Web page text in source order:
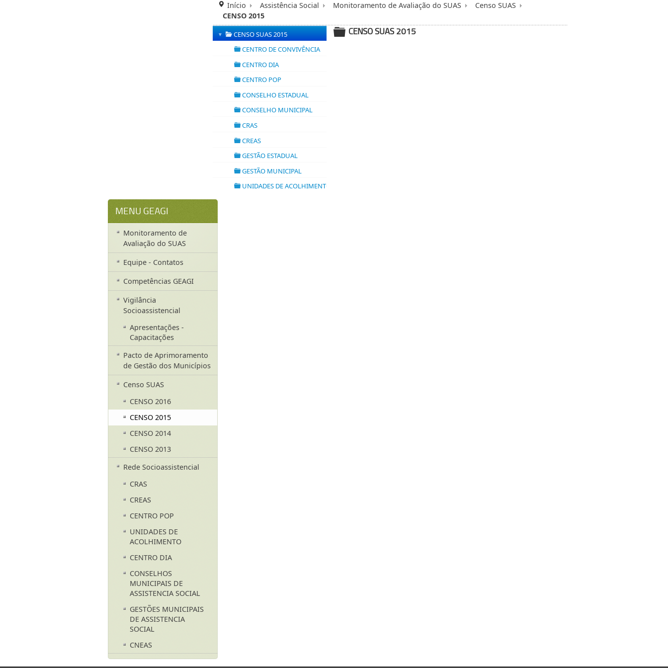
Início Assistência Social Monitoramento de Avaliação do SUAS
Censo SUAS
CENSO 2015
▼
folder
CENSO SUAS 2015
CENTRO DE CONVIVÊNCIA
CENTRO DIA
CENTRO POP
CONSELHO ESTADUAL
CONSELHO MUNICIPAL
CRAS
CREAS
GESTÃO ESTADUAL
GESTÃO MUNICIPAL
UNIDADES DE ACOLHIMENTO
CENSO SUAS 2015
MENU GEAGI
Monitoramento de
Avaliação do SUAS
Equipe - Contatos
Competências GEAGI
Vigilância
Socioassistencial
Apresentações -
Capacitações
Pacto de Aprimoramento
de Gestão dos Municípios
Censo SUAS
CENSO 2016
CENSO 2015
CENSO 2014
CENSO 2013
Rede Socioassistencial
CRAS
CREAS
CENTRO POP
UNIDADES DE
ACOLHIMENTO
CENTRO DIA
CONSELHOS
MUNICIPAIS DE
ASSISTENCIA SOCIAL
GESTÕES MUNICIPAIS
DE ASSISTENCIA
SOCIAL
CNEAS